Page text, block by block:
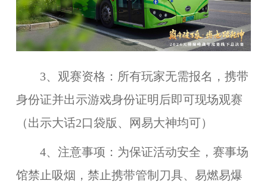
3、观赛资格：所有玩家无需报名，携带
身份证并出示游戏身份证明后即可现场观赛
（出示大话2口袋版、网易大神均可）
4、注意事项：为保证活动安全，赛事场
馆禁止吸烟，禁止携带管制刀具、易燃易爆